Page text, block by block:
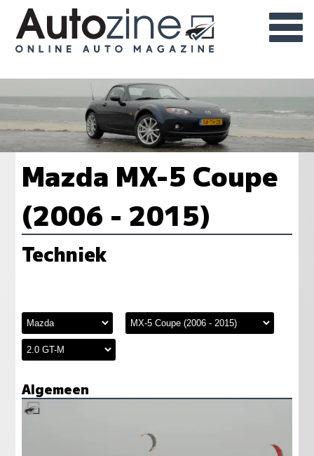
Mazda MX-5 Coupe
(2006 - 2015)
Techniek
Algemeen